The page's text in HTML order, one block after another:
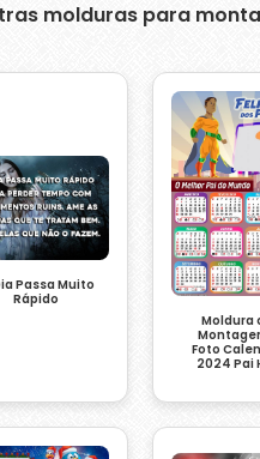
molduras para
Passa Muito
Rápido
Moldura
Foto
2024 Pai